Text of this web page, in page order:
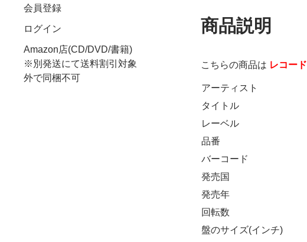
会員登録
ログイン
Amazon店(CD/DVD/書籍)
※別発送にて送料割引対象
外で同梱不可
商品説明
こちらの商品は レコード
アーティスト
タイトル
レーベル
品番
バーコード
発売国
発売年
回転数
盤のサイズ(インチ)